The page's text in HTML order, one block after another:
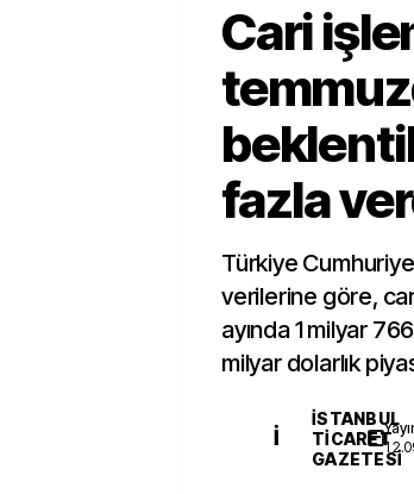
Cari
fazla
Türkiye
verilerine göre,
ayında 1 milyar
milyar dolarlık
İ
İSTANBUL
TICARET
GAZETESI